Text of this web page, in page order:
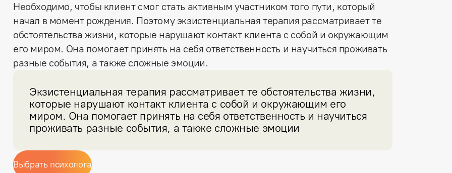
Необходимо, чтобы клиент смог стать активным участником того пути, который
начал в момент рождения. Поэтому экзистенциальная терапия рассматривает те
обстоятельства жизни, которые нарушают контакт клиента с собой и окружающим
его миром. Она помогает принять на себя ответственность и научиться проживать
разные события, а также сложные эмоции.
Экзистенциальная терапия рассматривает те обстоятельства жизни,
которые нарушают контакт клиента с собой и окружающим его
миром. Она помогает принять на себя ответственность и научиться
проживать разные события, а также сложные эмоции
Выбрать психолога